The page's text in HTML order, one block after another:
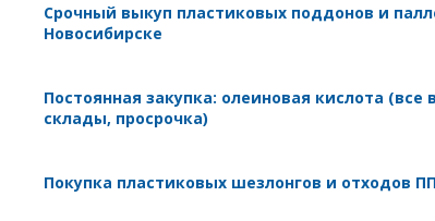
Срочный выкуп пластиковых поддонов и
Новосибирске
Постоянная закупка: олеиновая кислота (все
склады, просрочка)
Покупка пластиковых шезлонгов и отходов ПП